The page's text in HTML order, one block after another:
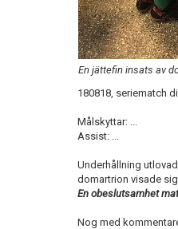
En jättefin insats av
180818, seriematch
Målskyttar: ...
Assist: ...
Underhållning
domartrion visade
En obeslutsamhet
Nog med